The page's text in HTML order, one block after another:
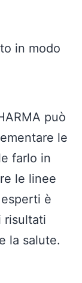
in modo
può
le
farlo in
le linee
è
risultati
la salute.